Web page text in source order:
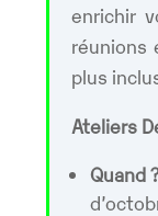
enrichir
réunions
plus
Ateliers
Quand